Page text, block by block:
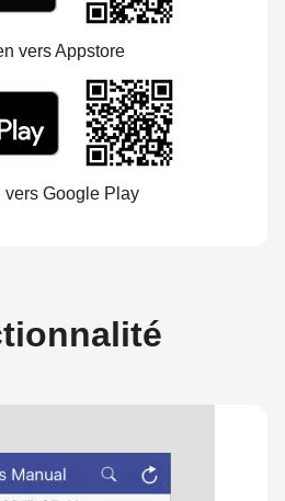
vers Appstore
vers Google Play